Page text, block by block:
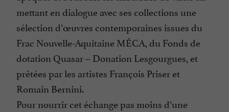
mettant en dialogue avec ses collections une
sélection d’œuvres contemporaines issues du
Frac Nouvelle-Aquitaine MÉCA, du Fonds de
dotation Quasar – Donation Lesgourgues, et
prêtées par les artistes François Priser et
Romain Bernini.
Pour nourrir cet échange pas moins d’une